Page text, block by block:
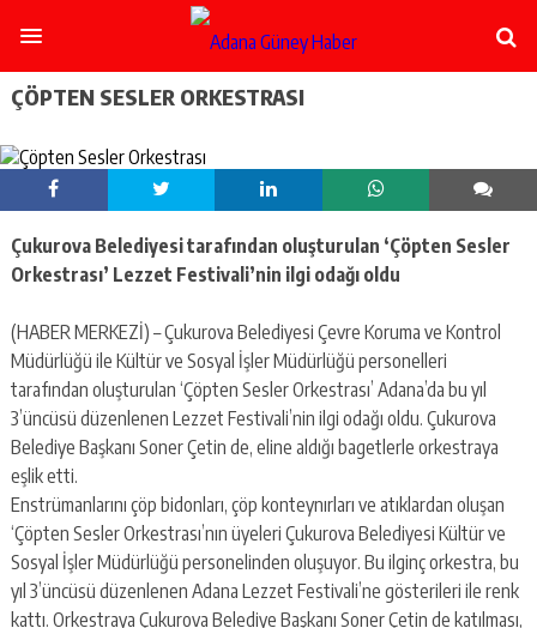
escort
ataşehir
escort
kadıköy
escort
escort
mecidiyeköy
escort
taksim
escort
beşiktaş
escort
kartal
escort
ÇÖPTEN SESLER ORKESTRASI
Çukurova Belediyesi tarafından oluşturulan ‘Çöpten Sesler
Orkestrası’ Lezzet Festivali’nin ilgi odağı oldu
(HABER MERKEZİ) – Çukurova Belediyesi Çevre Koruma ve Kontrol
Müdürlüğü ile Kültür ve Sosyal İşler Müdürlüğü personelleri
tarafından oluşturulan ‘Çöpten Sesler Orkestrası’ Adana’da bu yıl
3’üncüsü düzenlenen Lezzet Festivali’nin ilgi odağı oldu. Çukurova
Belediye Başkanı Soner Çetin de, eline aldığı bagetlerle orkestraya
eşlik etti.
Enstrümanlarını çöp bidonları, çöp konteynırları ve atıklardan oluşan
‘Çöpten Sesler Orkestrası’nın üyeleri Çukurova Belediyesi Kültür ve
Sosyal İşler Müdürlüğü personelinden oluşuyor. Bu ilginç orkestra, bu
yıl 3’üncüsü düzenlenen Adana Lezzet Festivali’ne gösterileri ile renk
kattı. Orkestraya Çukurova Belediye Başkanı Soner Çetin de katılması,